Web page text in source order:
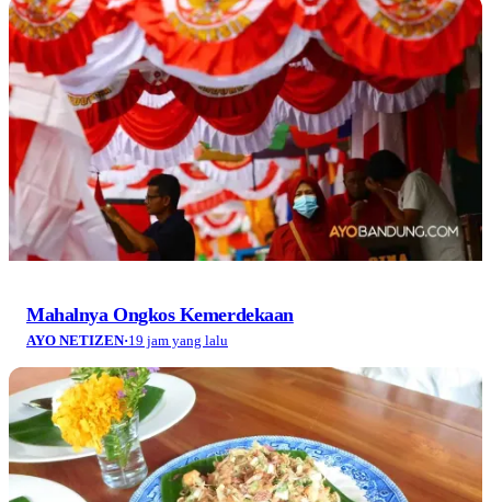
Mahalnya Ongkos Kemerdekaan
AYO NETIZEN·19 jam yang lalu